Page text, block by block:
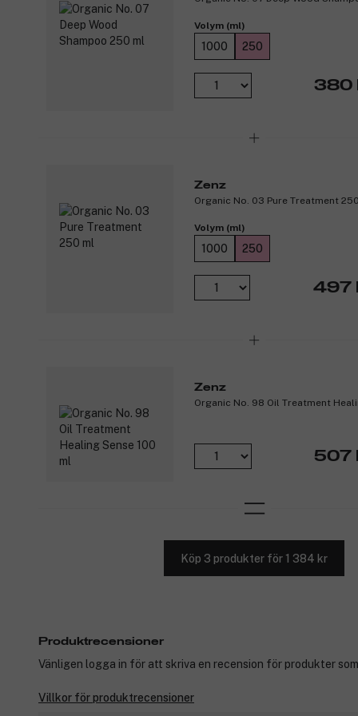
Volym (ml)
1000 250
380
Zenz
Organic No. 03 Pure Treatment
Volym (ml)
1000 250
497
Zenz
Organic No. 98 Oil Treatment
507
Köp 3 produkter för 1 384 kr
Produktrecensioner
Vänligen logga in för att skriva en recension för produkter
Villkor för produktrecensioner